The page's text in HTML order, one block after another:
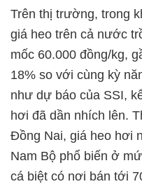
Trên thị trường, trong
giá heo trên cả nước
mốc 60.000 đồng/kg,
18% so với cùng kỳ
như dự báo của SSI,
hơi đã dần nhích lên.
Đồng Nai, giá heo hơi
Nam Bộ phổ biến ở
cá biệt có nơi bán tới